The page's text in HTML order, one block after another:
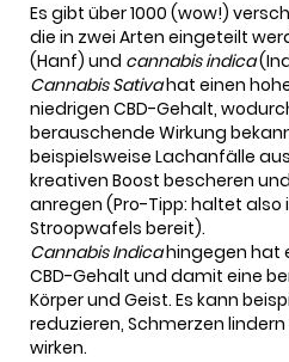
Es gibt über 1000 (wow!)
die in zwei Arten eingeteilt
(Hanf) und cannabis indica
Cannabis Sativahat einen
niedrigen CBD-Gehalt,
berauschende Wirkung
beispielsweise Lachanfälle
kreativen Boost bescheren
anregen (Pro-Tipp: haltet also
Stroopwafels bereit).
Cannabis Indicahingegen hat
CBD-Gehalt und damit eine
Körper und Geist. Es kann
reduzieren, Schmerzen
wirken.